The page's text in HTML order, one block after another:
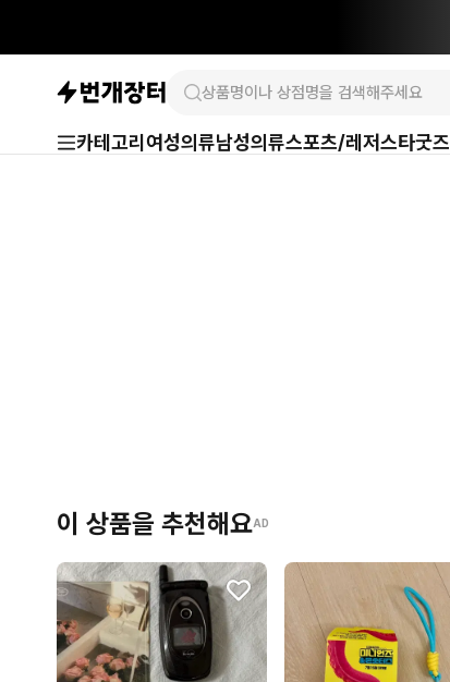
카테고리 여성의류남성의류스포츠/레저스타굿즈
이 상품을 추천해요AD